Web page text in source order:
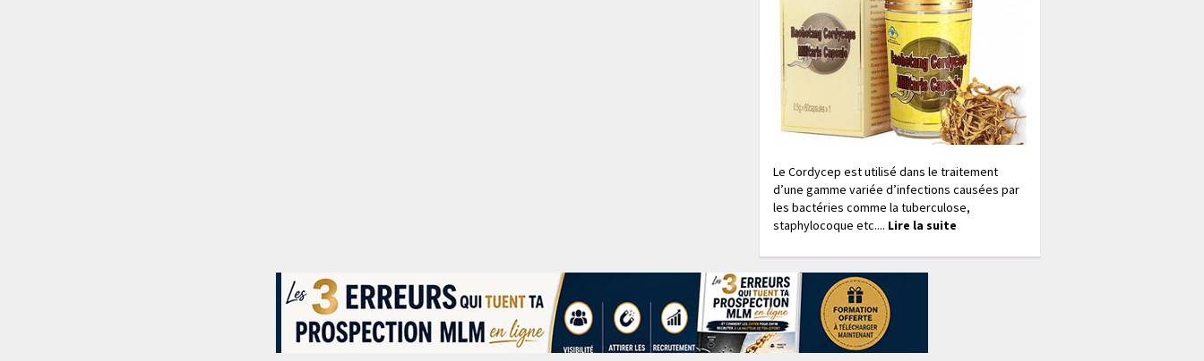
Le Cordycep est utilisé dans le traitement
d’une gamme variée d’infections causées par
les bactéries comme la tuberculose,
staphylocoque etc.... Lire la suite